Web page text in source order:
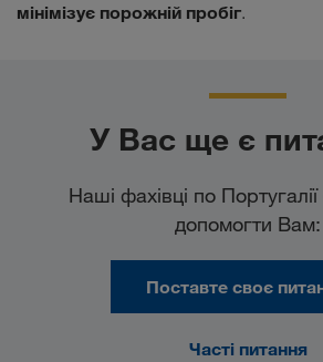
мінімізує порожній пробіг.
У Вас ще є
Наші фахівці по Португалії
допомогти Вам:
Поставте своє
Часті питання